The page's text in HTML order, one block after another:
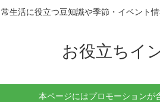
常生活に役立つ豆知識や季節・イベント
お役立ちイ
本ページにはプロモーションが